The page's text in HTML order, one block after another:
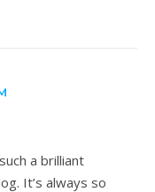
a brilliant
It’s always so